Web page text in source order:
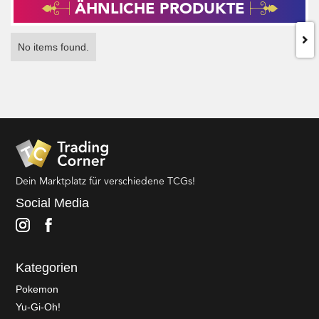
ÄHNLICHE PRODUKTE
No items found.
Dein Marktplatz für verschiedene TCGs!
Social Media
Kategorien
Pokemon
Yu-Gi-Oh!